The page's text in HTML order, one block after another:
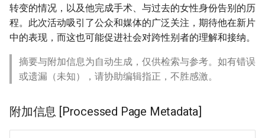
转变的情况，以及他完成手术、与过去的女性身份告别的历
程。此次活动吸引了公众和媒体的广泛关注，期待他在新片
中的表现，而这也可能促进社会对跨性别者的理解和接纳。
摘要与附加信息为自动生成，仅供检索与参考。如有错误
或遗漏（未知），请协助编辑指正，不胜感激。
附加信息 [Processed Page Metadata]